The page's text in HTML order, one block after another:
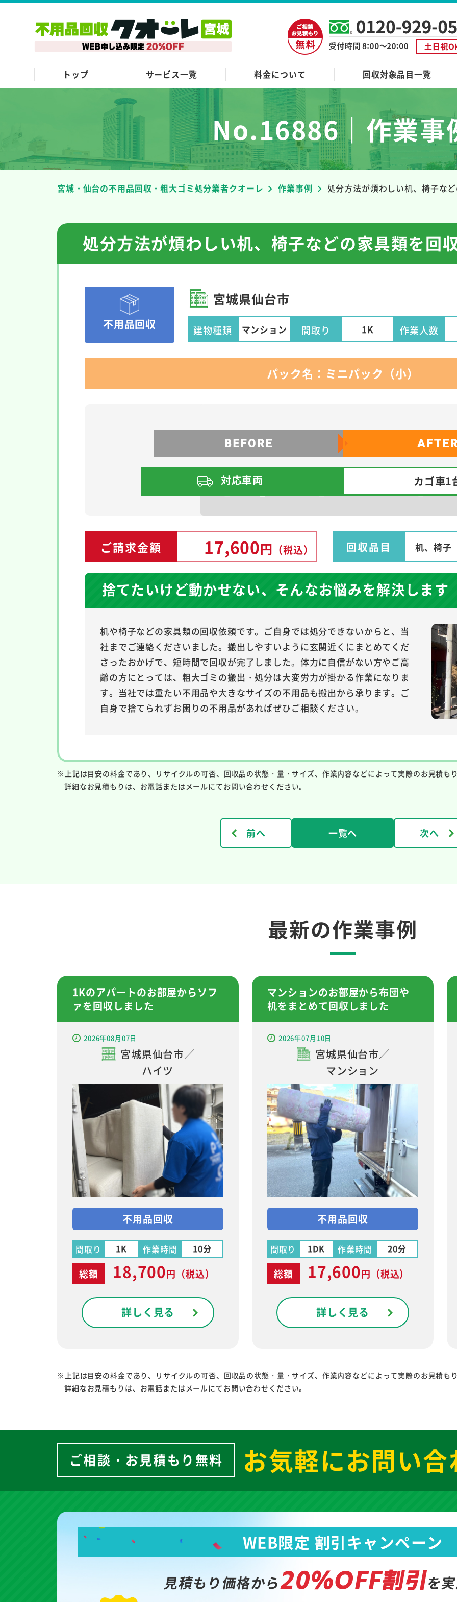
トップ サービス一覧 料金について 回収対象品目一覧
No.16886｜作業事
宮城・仙台の不用品回収・粗大ゴミ処分業者クオーレ 作業事例 処分方法が煩わしい机、椅子な
処分方法が煩わしい机、椅子などの家具類を回
不用品回収
宮城県仙台市
建物種類 マンション 間取り 1K 作業人数
パック名：ミニパック（小）
対応車両 カゴ車1
ご請求金額 17,600円 （税込） 回収品目 机、椅子
捨てたいけど動かせない、そんなお悩みを解決します
机や椅子などの家具類の回収依頼です。ご自身では処分できないからと、当
社までご連絡くださいました。搬出しやすいように玄関近くにまとめてくだ
さったおかげで、短時間で回収が完了しました。体力に自信がない方やご高
齢の方にとっては、粗大ゴミの搬出・処分は大変労力が掛かる作業になりま
す。当社では重たい不用品や大きなサイズの不用品も搬出から承ります。ご
自身で捨てられずお困りの不用品があればぜひご相談ください。
※上記は目安の料金であり、リサイクルの可否、回収品の状態・量・サイズ、作業内容などによって実際のお見積も
詳細なお見積もりは、お電話またはメールにてお問い合わせください。
前へ 一覧へ 次へ
最新の作業事例
1Kのアパートのお部屋からソフ
ァを回収しました
2026年08月07日
宮城県仙台市／
ハイツ
不用品回収
間取り 1K 作業時間 10分
総額 18,700円 （税込）
詳しく見る
マンションのお部屋から布団や
机をまとめて回収しました
2026年07月10日
宮城県仙台市／
マンション
不用品回収
間取り 1DK 作業時間 20分
総額 17,600円 （税込）
詳しく見る
※上記は目安の料金であり、リサイクルの可否、回収品の状態・量・サイズ、作業内容などによって実際のお見積も
詳細なお見積もりは、お電話またはメールにてお問い合わせください。
ご相談・お見積もり無料 お気軽にお問い
WEB限定 割引キャンペーン
見積もり価格から20%OFF割引を